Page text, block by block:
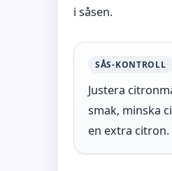
i såsen.
SÅS-KONTROLL
Justera
smak, minska
en extra citron.